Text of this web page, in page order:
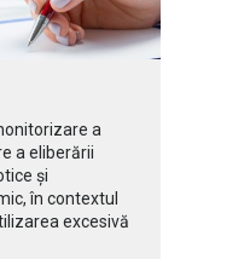
a
a eliberării
și
în contextul
excesivă